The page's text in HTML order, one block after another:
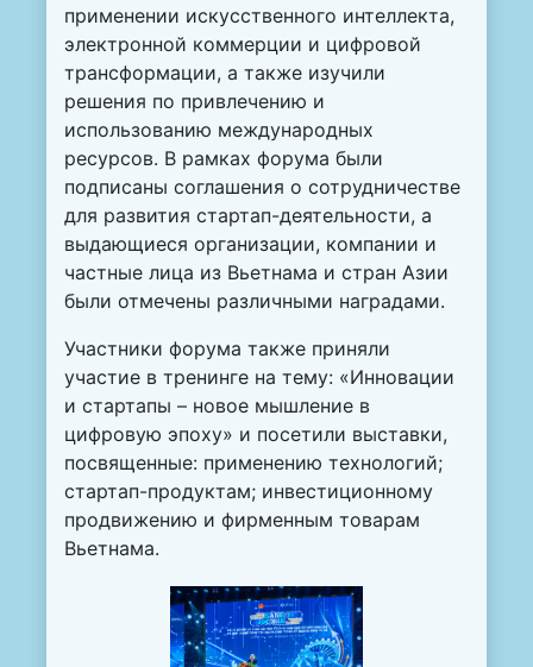
применении искусственного интеллекта,
электронной коммерции и цифровой
трансформации, а также изучили
решения по привлечению и
использованию международных
ресурсов. В рамках форума были
подписаны соглашения о сотрудничестве
для развития стартап-деятельности, а
выдающиеся организации, компании и
частные лица из Вьетнама и стран Азии
были отмечены различными наградами.
Участники форума также приняли
участие в тренинге на тему: «Инновации
и стартапы – новое мышление в
цифровую эпоху» и посетили выставки,
посвященные: применению технологий;
стартап-продуктам; инвестиционному
продвижению и фирменным товарам
Вьетнама.